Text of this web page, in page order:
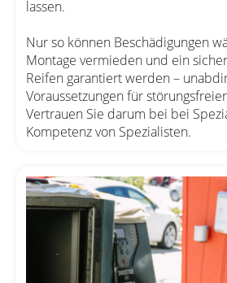
lassen.
Nur so können Beschädigungen
Montage vermieden und ein
Reifen garantiert werden –
Voraussetzungen für
Vertrauen Sie darum bei bei
Kompetenz von Spezialisten.